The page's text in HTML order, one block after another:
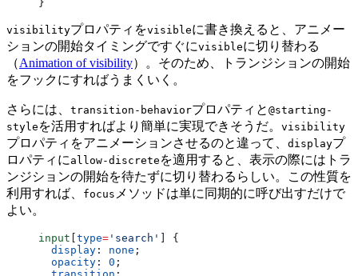
}
visibilityプロパティをvisibleに書き換えると、アニメー
ションの開始タイミングですぐにvisibleに切り替わる
（Animation of visibility）。そのため、トランジションの開始
をフックにすればうまくいく。
さらには、 transition-behaviorプロパティと @starting-
style を活用すればより簡単に実現できそうだ。 visibility
プロパティをアニメーションさせるのと違って、 displayプ
ロパティに allow-discrete を適用すると、表示の際にはトラ
ンジションの開始を待たずに切り替わるらしい。この性質を
利用すれば、
focus メソッドは単に同期的に呼び出すだけで
よい。
input type= 'search'
] {
  display
: none ;
  opacity
: 0 ;